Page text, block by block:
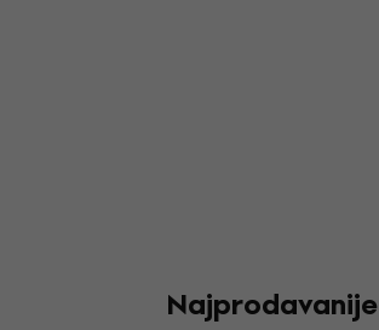
Najprodavanije